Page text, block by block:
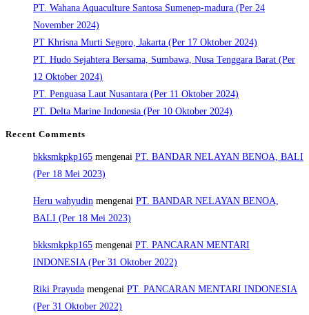
PT. Wahana Aquaculture Santosa Sumenep-madura (Per 24
November 2024)
PT Khrisna Murti Segoro, Jakarta (Per 17 Oktober 2024)
PT. Hudo Sejahtera Bersama, Sumbawa, Nusa Tenggara Barat (Per
12 Oktober 2024)
PT. Penguasa Laut Nusantara (Per 11 Oktober 2024)
PT. Delta Marine Indonesia (Per 10 Oktober 2024)
Recent Comments
bkksmkpkp165 mengenai PT. BANDAR NELAYAN BENOA, BALI
(Per 18 Mei 2023)
Heru wahyudin mengenai PT. BANDAR NELAYAN BENOA,
BALI (Per 18 Mei 2023)
bkksmkpkp165 mengenai PT. PANCARAN MENTARI
INDONESIA (Per 31 Oktober 2022)
Riki Prayuda mengenai PT. PANCARAN MENTARI INDONESIA
(Per 31 Oktober 2022)